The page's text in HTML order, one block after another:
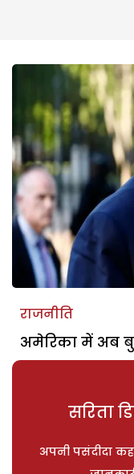
राजनीति
अमेरिका में अब
सरिता
अपनी पसंदीदा